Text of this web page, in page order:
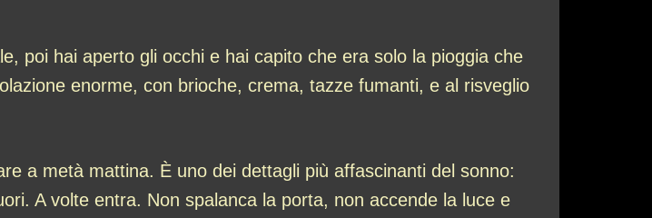
poi hai aperto gli occhi e hai capito che era solo la pioggia che
enorme, con brioche, crema, tazze fumanti, e al risveglio
a metà mattina. È uno dei dettagli più affascinanti del sonno:
A volte entra. Non spalanca la porta, non accende la luce e